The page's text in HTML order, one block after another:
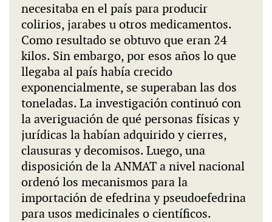
necesitaba en el país para producir
colirios, jarabes u otros medicamentos.
Como resultado se obtuvo que eran 24
kilos. Sin embargo, por esos años lo que
llegaba al país había crecido
exponencialmente, se superaban las dos
toneladas. La investigación continuó con
la averiguación de qué personas físicas y
jurídicas la habían adquirido y cierres,
clausuras y decomisos. Luego, una
disposición de la ANMAT a nivel nacional
ordenó los mecanismos para la
importación de efedrina y pseudoefedrina
para usos medicinales o científicos.